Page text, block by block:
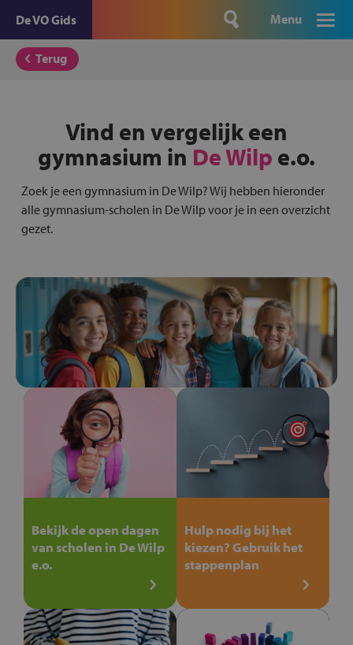
De VO Gids Menu
Terug
Vind en vergelijk een
gymnasium in De Wilp e.o.
Zoek je een gymnasium in De Wilp? Wij hebben hieronder
alle gymnasium-scholen in De Wilp voor je in een overzicht
gezet.
Bekijk de open dagen
van scholen in De Wilp
e.o.
Hulp nodig bij het
kiezen? Gebruik het
stappenplan